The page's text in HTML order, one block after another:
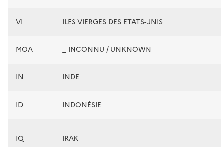
VI ILES VIERGES DES ETATS-UNIS
MOA _ INCONNU / UNKNOWN
IN INDE
ID INDONÉSIE
IQ IRAK